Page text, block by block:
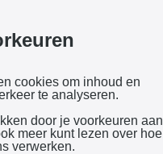
met onze
cookies om inhoud en
te analyseren.
door je voorkeuren aan
meer kunt lezen over hoe
verwerken.